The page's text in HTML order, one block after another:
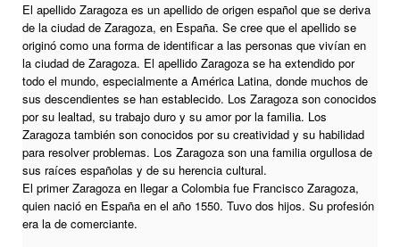
El apellido Zaragoza es un apellido de origen español que se deriva
de la ciudad de Zaragoza, en España. Se cree que el apellido se
originó como una forma de identificar a las personas que vivían en
la ciudad de Zaragoza. El apellido Zaragoza se ha extendido por
todo el mundo, especialmente a América Latina, donde muchos de
sus descendientes se han establecido. Los Zaragoza son conocidos
por su lealtad, su trabajo duro y su amor por la familia. Los
Zaragoza también son conocidos por su creatividad y su habilidad
para resolver problemas. Los Zaragoza son una familia orgullosa de
sus raíces españolas y de su herencia cultural.
El primer Zaragoza en llegar a Colombia fue Francisco Zaragoza,
quien nació en España en el año 1550. Tuvo dos hijos. Su profesión
era la de comerciante.